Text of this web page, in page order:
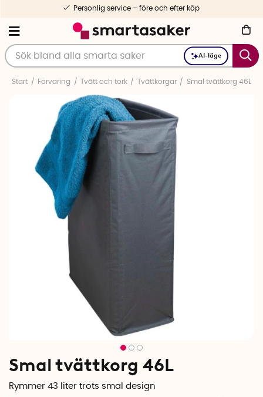
AI-läge
Personlig service – före och efter köp
Start Förvaring Tvätt och tork Tvättkorgar Smal tvättkorg 46L
Smal tvättkorg 46L
Rymmer 43 liter trots smal design